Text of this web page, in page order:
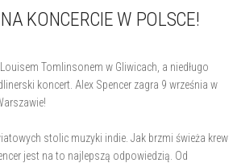
KONCERCIE W POLSCE!
Tomlinsonem w Gliwicach, a niedługo
koncert. Alex Spencer zagra 9 września w
stolic muzyki indie. Jak brzmi świeża krew
jest na to najlepszą odpowiedzią. Od